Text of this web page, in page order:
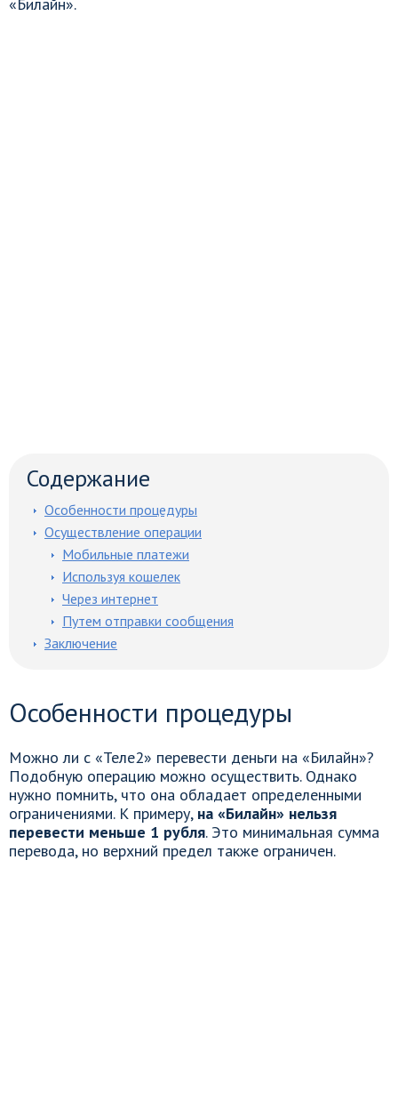
Содержание
Особенности процедуры
Осуществление операции
Мобильные платежи
Используя кошелек
Через интернет
Путем отправки сообщения
Заключение
Особенности процедуры
Можно ли с «Теле2» перевести деньги на «Билайн»?
Подобную операцию можно осуществить. Однако
нужно помнить, что она обладает определенными
ограничениями. К примеру, на «Билайн» нельзя
перевести меньше 1 рубля. Это минимальная сумма
перевода, но верхний предел также ограничен.